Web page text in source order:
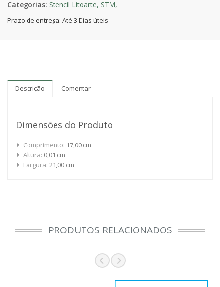
Categorias: Stencil Litoarte, STM,
Prazo de entrega: Até 3 Dias úteis
Descrição Comentar
Dimensões do Produto
Comprimento: 17,00 cm
Altura: 0,01 cm
Largura: 21,00 cm
PRODUTOS RELACIONADOS